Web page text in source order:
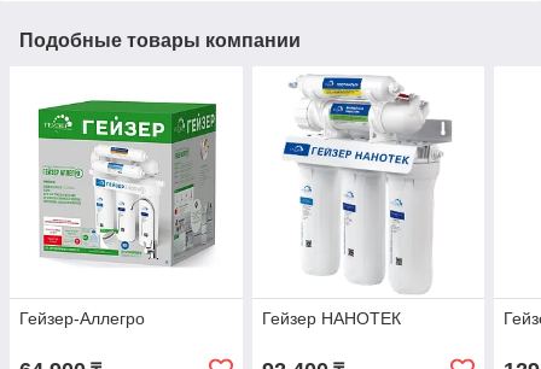
Подобные товары компании
Гейзер-Аллегро Гейзер НАНОТЕК